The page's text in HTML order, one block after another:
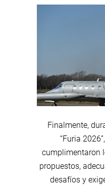
Finalmente,
“Furia
cumplimentaron
propuestos,
desafíos y